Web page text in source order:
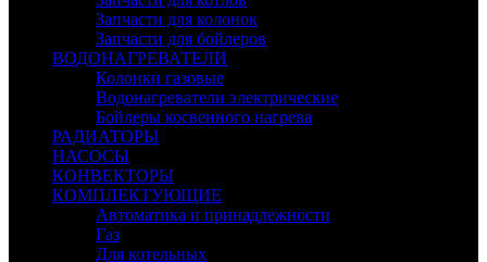
Запчасти для колонок
Запчасти для бойлеров
ВОДОНАГРЕВАТЕЛИ
Колонки газовые
Водонагреватели электрические
Бойлеры косвенного нагрева
РАДИАТОРЫ
НАСОСЫ
КОНВЕКТОРЫ
КОМПЛЕКТУЮЩИЕ
Автоматика и принадлежности
Газ
Для котельных